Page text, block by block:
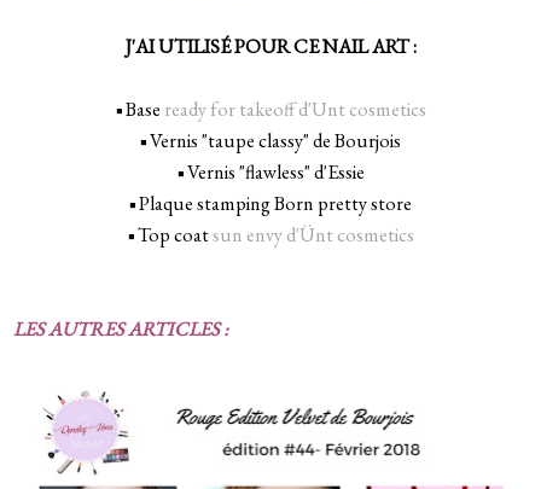
J'AI UTILISÉ POUR CE NAIL ART :
◾Base ready for takeoff d'Unt cosmetics
◾ Vernis "taupe classy" de Bourjois
◾Vernis "flawless" d'Essie
◾ Plaque stamping Born pretty store
◾Top coatsun envy d'Ünt cosmetics
LES AUTRES ARTICLES :